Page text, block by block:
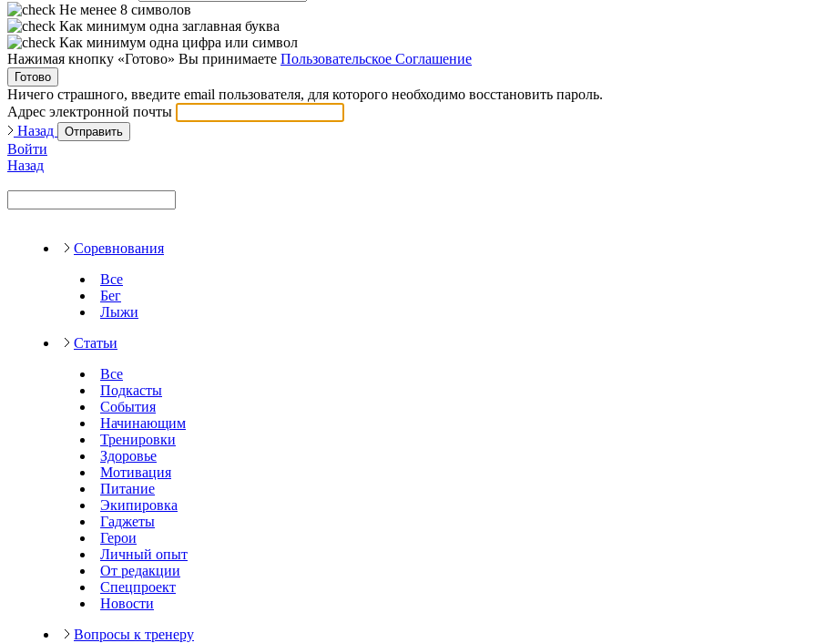
Не менее 8 символов
Как минимум одна заглавная буква
Как минимум одна цифра или символ
Нажимая кнопку «Готово» Вы принимаете Пользовательское Соглашение
Готово
Ничего страшного, введите email пользователя, для которого необходимо восстановить пароль.
Адрес электронной почты
Назад
Отправить
Войти
Назад
Соревнования
Все
Бег
Лыжи
Статьи
Все
Подкасты
События
Начинающим
Тренировки
Здоровье
Мотивация
Питание
Экипировка
Гаджеты
Герои
Личный опыт
От редакции
Спецпроект
Новости
Вопросы к тренеру